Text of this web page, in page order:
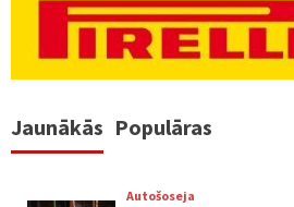
Jaunākās Populāras
Autošoseja